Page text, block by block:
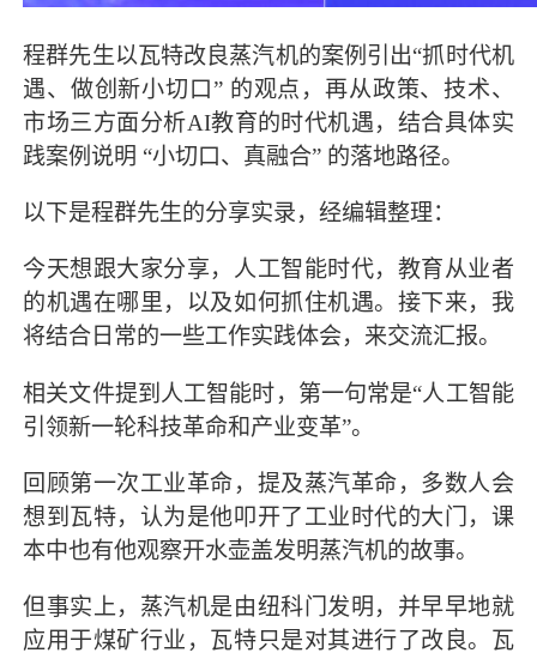
程群先生以瓦特改良蒸汽机的案例引出“抓时代机
遇、做创新小切口” 的观点，再从政策、技术、
市场三方面分析AI教育的时代机遇，结合具体实
践案例说明 “小切口、真融合” 的落地路径。
以下是程群先生的分享实录，经编辑整理：
今天想跟大家分享，人工智能时代，教育从业者
的机遇在哪里，以及如何抓住机遇。接下来，我
将结合日常的一些工作实践体会，来交流汇报。
相关文件提到人工智能时，第一句常是“人工智能
引领新一轮科技革命和产业变革”。
回顾第一次工业革命，提及蒸汽革命，多数人会
想到瓦特，认为是他叩开了工业时代的大门，课
本中也有他观察开水壶盖发明蒸汽机的故事。
但事实上，蒸汽机是由纽科门发明，并早早地就
应用于煤矿行业，瓦特只是对其进行了改良。瓦